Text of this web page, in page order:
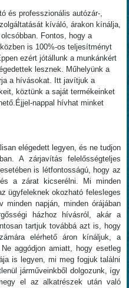
és professzionális autózár-,
kíváló, árakon kínálja,
Fontos, hogy a
is 100%-os teljesítményt
ezért jótállunk a munkánkért
lesznek. Műhelyünk a
a hívásokat. Itt javítjuk a
köztünk a saját termékeinket
nappal hívhat minket
elégedett legyen, és ne tudjon
A zárjavítás felelősségteljes
is létfontosságú, hogy az
a zárat kicserélni. Mi minden
ügyfeleknek okozható felesleges
minden napján, minden órájában
házhoz hívásról, akár a
tartjuk továbbá azt is, hogy
elérhető áron kínáljuk, a
aggódjon amiatt, hogy esetleg
is legyen, mi meg fogjuk találni
járműveinkből dolgozunk, így
el az alkatrészek után való